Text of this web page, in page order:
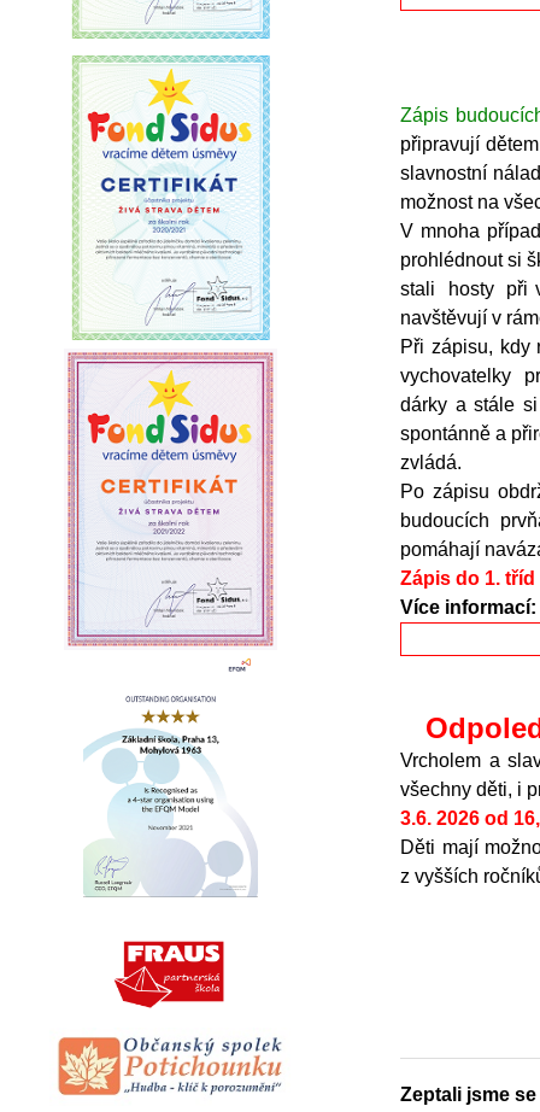
Zápis
připravují
slavnostní
možnost na
V mnoha
prohlédnout si
stali hosty při
navštěvují v
Při zápisu, kdy
vychovatelky
dárky a stále
spontánně a
zvládá.
Po zápisu
budoucích
pomáhají
Zápis do 1. tříd
Více informací:
Vrcholem a
všechny děti, i
3.6. 2026 od
Děti mají
z vyšších
Zeptali jsme